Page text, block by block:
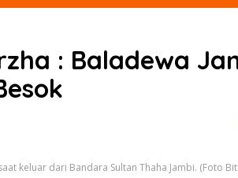
: Baladewa
keluar dari Bandara Sultan Thaha Jambi. (Foto